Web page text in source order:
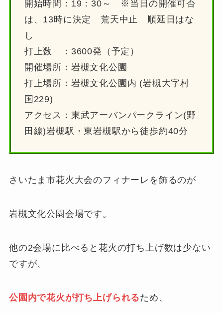
開始時間：19：30～ ※当日の開催可否
は、13時に決定 荒天中止 順延日はな
し
打上数 ：3600発（予定）
開催場所：岩槻文化公園
打上場所：岩槻文化公園内 (岩槻大字村
国229)
アクセス：東武アーバンパークライン(野
田線)岩槻駅・東岩槻駅から徒歩約40分
さいたま市花火大会のフィナーレを飾るのが
岩槻文化公園会場です。
他の2会場に比べると花火の打ち上げ数は少ない
ですが、
公園内で花火が打ち上げられるため、